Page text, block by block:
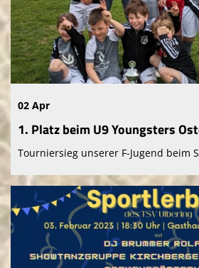
02 Apr
1. Platz beim U9 Youngsters
Tourniersieg unserer F-Jugend beim